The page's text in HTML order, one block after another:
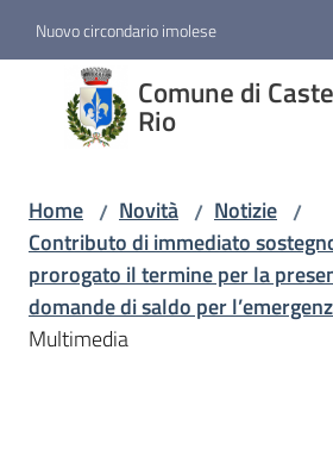
Nuovo circondario imolese
Comune di
Rio
Comune
di
Castel
Amministrazione
Home / Novità / Notizie /
Contributo di immediato
prorogato il termine per la
domande di saldo per
Multimedia